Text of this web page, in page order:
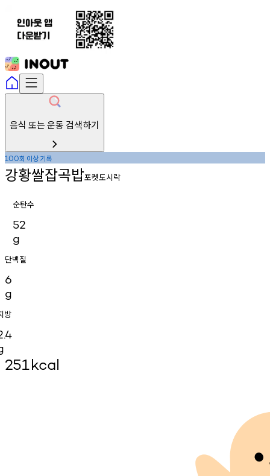
음식 또는 운동 검색하기
100회 이상기록
강황쌀잡곡밥포켓도시락
순탄수
52
g
단백질
6
g
방
251kcal